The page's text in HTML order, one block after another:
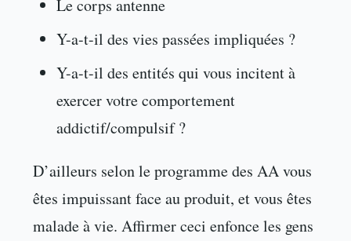
Le corps antenne
Y-a-t-il des vies passées impliquées ?
Y-a-t-il des entités qui vous incitent à
exercer votre comportement
addictif/compulsif ?
D’ailleurs selon le programme des AA vous
êtes impuissant face au produit, et vous êtes
malade à vie. Affirmer ceci enfonce les gens